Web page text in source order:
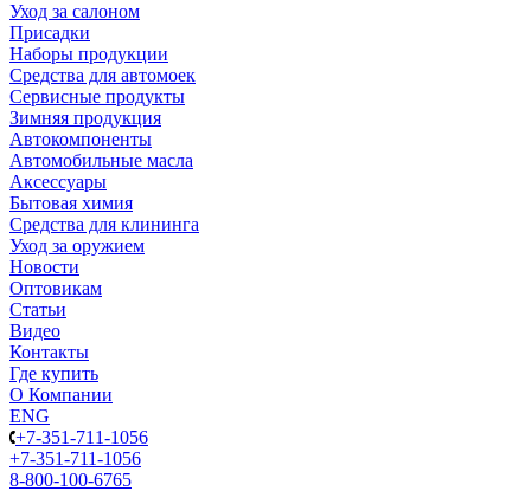
Уход за салоном
Присадки
Наборы продукции
Средства для автомоек
Сервисные продукты
Зимняя продукция
Автокомпоненты
Автомобильные масла
Аксессуары
Бытовая химия
Средства для клининга
Уход за оружием
Новости
Оптовикам
Статьи
Видео
Контакты
Где купить
О Компании
ENG
+7-351-711-1056
+7-351-711-1056
8-800-100-6765